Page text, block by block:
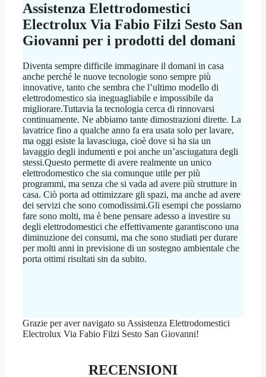
Assistenza Elettrodomestici
Electrolux Via Fabio Filzi Sesto San
Giovanni per i prodotti del domani
Diventa sempre difficile immaginare il domani in casa
anche perché le nuove tecnologie sono sempre più
innovative, tanto che sembra che l’ultimo modello di
elettrodomestico sia ineguagliabile e impossibile da
migliorare.Tuttavia la tecnologia cerca di rinnovarsi
continuamente. Ne abbiamo tante dimostrazioni dirette. La
lavatrice fino a qualche anno fa era usata solo per lavare,
ma oggi esiste la lavasciuga, cioè dove si ha sia un
lavaggio degli indumenti e poi anche un’asciugatura degli
stessi.Questo permette di avere realmente un unico
elettrodomestico che sia comunque utile per più
programmi, ma senza che si vada ad avere più strutture in
casa. Ciò porta ad ottimizzare gli spazi, ma anche ad avere
dei servizi che sono comodissimi.Gli esempi che possiamo
fare sono molti, ma è bene pensare adesso a investire su
degli elettrodomestici che effettivamente garantiscono una
diminuzione dei consumi, ma che sono studiati per durare
per molti anni in previsione di un sostegno ambientale che
porta ottimi risultati sin da subito.
Grazie per aver navigato su Assistenza Elettrodomestici
Electrolux Via Fabio Filzi Sesto San Giovanni!
RECENSIONI